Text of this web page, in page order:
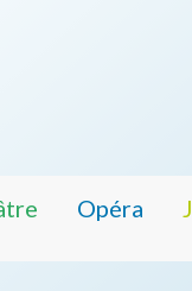
Opéra